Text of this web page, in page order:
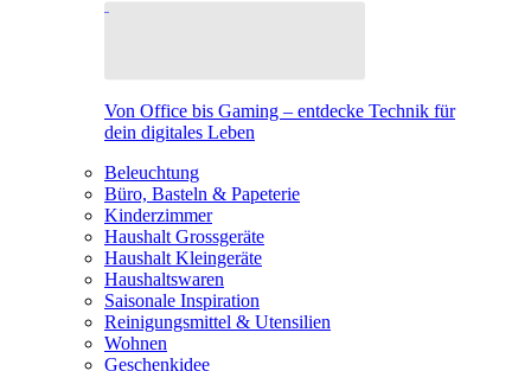
Von Office bis Gaming – entdecke Technik für
dein digitales Leben
Beleuchtung
Büro, Basteln & Papeterie
Kinderzimmer
Haushalt Grossgeräte
Haushalt Kleingeräte
Haushaltswaren
Saisonale Inspiration
Reinigungsmittel & Utensilien
Wohnen
Geschenkidee